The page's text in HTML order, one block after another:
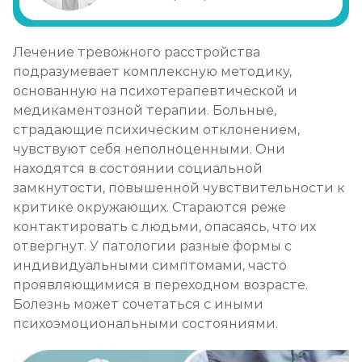
Записаться
Лечение тревожного расстройства
подразумевает комплексную методику,
основанную на психотерапевтической и
медикаментозной терапии. Больные,
страдающие психическим отклонением,
чувствуют себя неполноценными. Они
находятся в состоянии социальной
замкнутости, повышенной чувствительности к
критике окружающих. Стараются реже
контактировать с людьми, опасаясь, что их
отвергнут. У патологии разные формы с
индивидуальными симптомами, часто
проявляющимися в переходном возрасте.
Болезнь может сочетаться с иными
психоэмоциональными состояниями.